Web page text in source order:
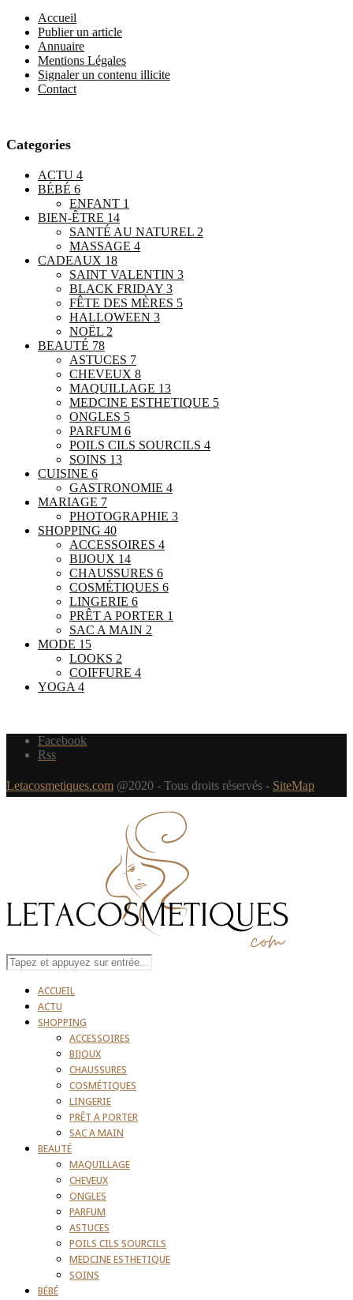
Accueil
Publier un article
Annuaire
Mentions Légales
Signaler un contenu illicite
Contact
Categories
ACTU 4
BÉBÉ 6
ENFANT 1
BIEN-ÊTRE 14
SANTÉ AU NATUREL 2
MASSAGE 4
CADEAUX 18
SAINT VALENTIN 3
BLACK FRIDAY 3
FÊTE DES MÈRES 5
HALLOWEEN 3
NOËL 2
BEAUTÉ 78
ASTUCES 7
CHEVEUX 8
MAQUILLAGE 13
MEDCINE ESTHETIQUE 5
ONGLES 5
PARFUM 6
POILS CILS SOURCILS 4
SOINS 13
CUISINE 6
GASTRONOMIE 4
MARIAGE 7
PHOTOGRAPHIE 3
SHOPPING 40
ACCESSOIRES 4
BIJOUX 14
CHAUSSURES 6
COSMÉTIQUES 6
LINGERIE 6
PRÊT A PORTER 1
SAC A MAIN 2
MODE 15
LOOKS 2
COIFFURE 4
YOGA 4
Facebook
Rss
Letacosmetiques.com @2020 - Tous droits réservés - SiteMap
ACCUEIL
ACTU
SHOPPING
ACCESSOIRES
BIJOUX
CHAUSSURES
COSMÉTIQUES
LINGERIE
PRÊT A PORTER
SAC A MAIN
BEAUTÉ
MAQUILLAGE
CHEVEUX
ONGLES
PARFUM
ASTUCES
POILS CILS SOURCILS
MEDCINE ESTHETIQUE
SOINS
BÉBÉ